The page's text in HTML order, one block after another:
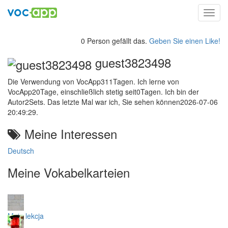
0 Person gefällt das. Geben Sie einen Like!
guest3823498
Die Verwendung von VocApp311Tagen. Ich lerne von
VocApp20Tage, einschließlich stetig seit0Tagen. Ich bin der
Autor2Sets. Das letzte Mal war ich, Sie sehen können2026-07-06
20:49:29.
Meine Interessen
Deutsch
Meine Vokabelkarteien
Moja lekcja